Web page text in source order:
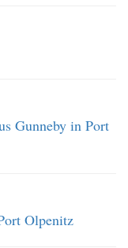
Gunneby in Port
Olpenitz